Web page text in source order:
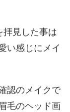
見した事は
い感じにメイ
認のメイクで
毛のヘッド画